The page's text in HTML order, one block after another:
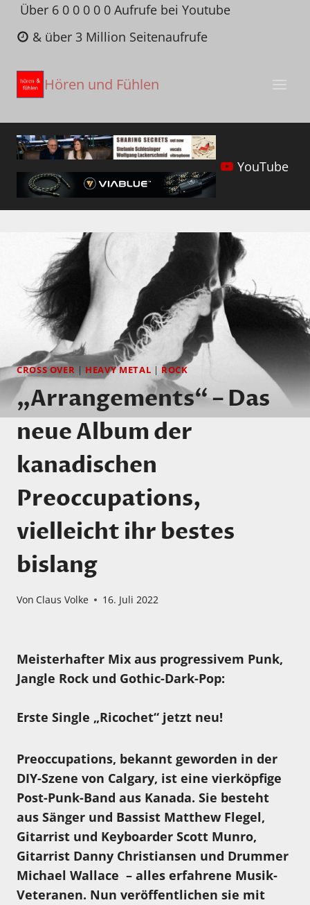
Zum
Inhalt
springen
Über 6 0 0 0 0 0 Aufrufe bei Youtube
& über 3 Million Seitenaufrufe
Hören und Fühlen
YouTube
CROSS OVER | HEAVY METAL | ROCK
„Arrangements“ – Das
neue Album der
kanadischen
Preoccupations,
vielleicht ihr bestes
bislang
Von Claus Volke 16. Juli 2022
Meisterhafter Mix aus progressivem Punk,
Jangle Rock und Gothic-Dark-Pop:
Erste Single „Ricochet“ jetzt neu!
Preoccupations, bekannt geworden in der
DIY-Szene von Calgary, ist eine vierköpfige
Post-Punk-Band aus Kanada. Sie besteht
aus Sänger und Bassist Matthew Flegel,
Gitarrist und Keyboarder Scott Munro,
Gitarrist Danny Christiansen und Drummer
Michael Wallace – alles erfahrene Musik-
Veteranen. Nun veröffentlichen sie mit